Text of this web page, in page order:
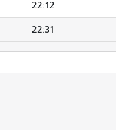
22:12
22:31